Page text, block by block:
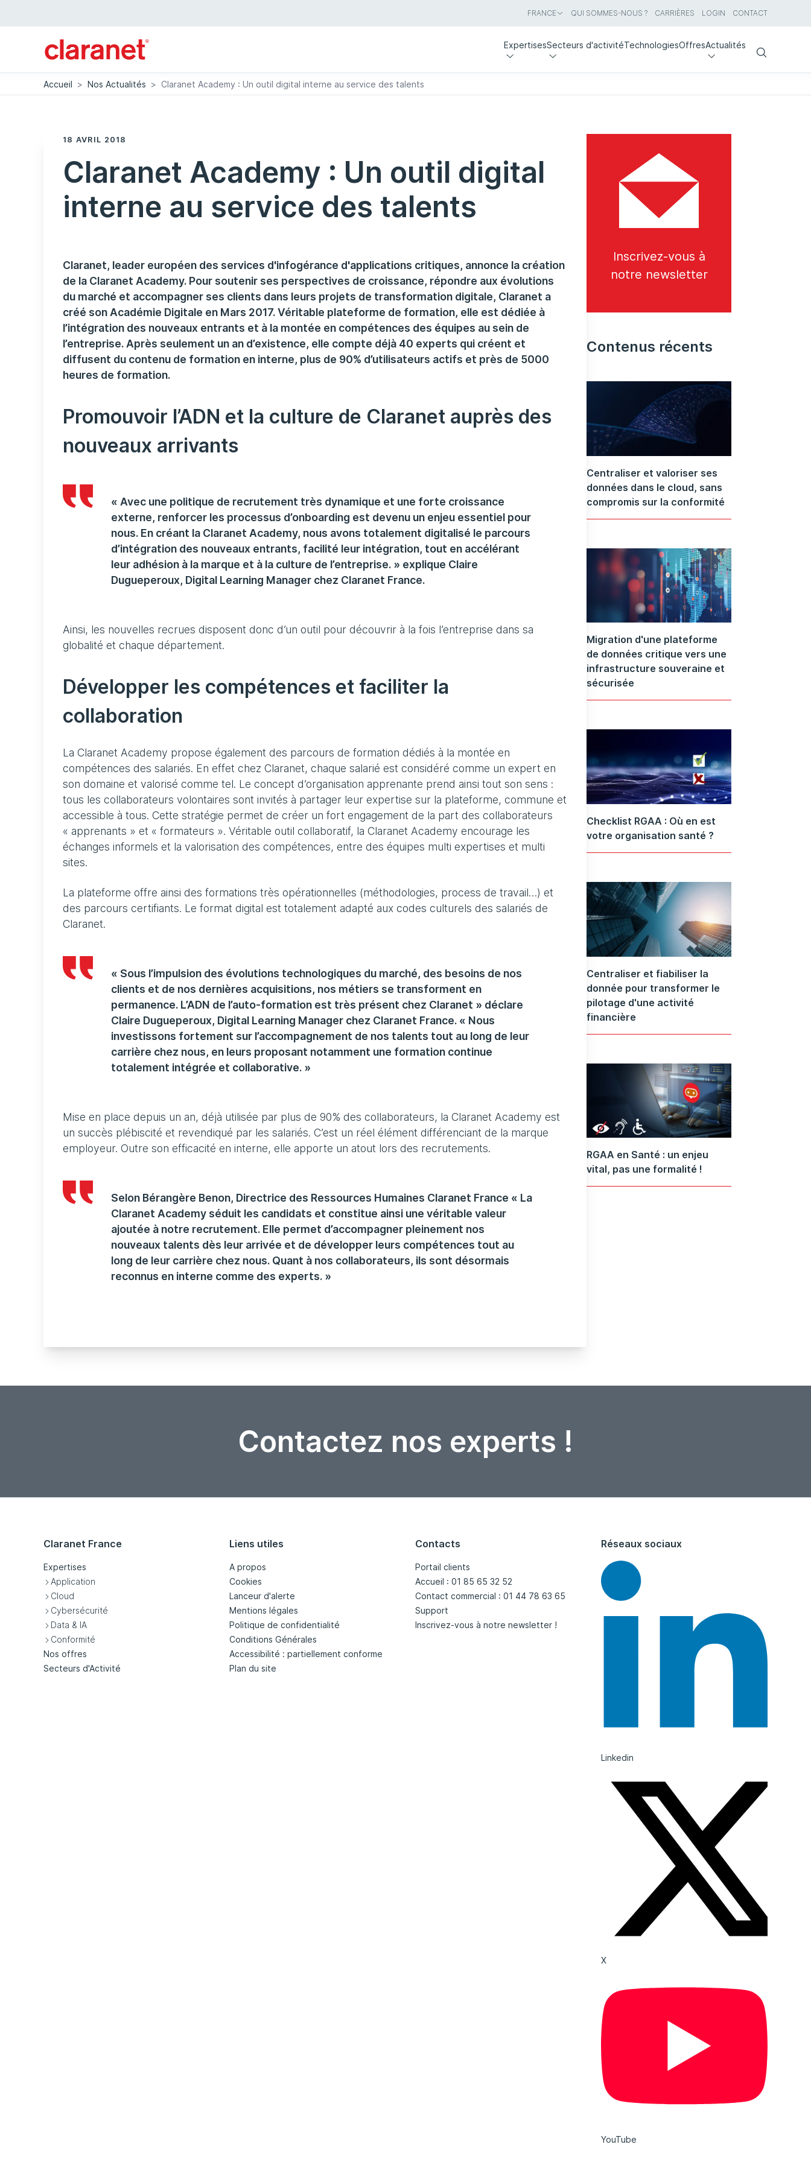
FRANCE QUI SOMMES-NOUS ? CARRIÈRES LOGIN CONTACT
ExpertisesSecteurs d'activitéTechnologiesOffresActualités
Search
Accueil > Nos Actualités > Claranet Academy : Un outil digital interne au service des talents
18 AVRIL 2018
Claranet Academy : Un outil digital
interne au service des talents
Claranet, leader européen des services d'infogérance d'applications critiques, annonce la création
de la Claranet Academy. Pour soutenir ses perspectives de croissance, répondre aux évolutions
du marché et accompagner ses clients dans leurs projets de transformation digitale, Claranet a
créé son Académie Digitale en Mars 2017. Véritable plateforme de formation, elle est dédiée à
l’intégration des nouveaux entrants et à la montée en compétences des équipes au sein de
l’entreprise. Après seulement un an d’existence, elle compte déjà 40 experts qui créent et
diffusent du contenu de formation en interne, plus de 90% d’utilisateurs actifs et près de 5000
heures de formation.
Promouvoir l’ADN et la culture de Claranet auprès des
nouveaux arrivants
« Avec une politique de recrutement très dynamique et une forte croissance
externe, renforcer les processus d’onboarding est devenu un enjeu essentiel pour
nous. En créant la Claranet Academy, nous avons totalement digitalisé le parcours
d’intégration des nouveaux entrants, facilité leur intégration, tout en accélérant
leur adhésion à la marque et à la culture de l’entreprise. » explique Claire
Dugueperoux, Digital Learning Manager chez Claranet France.
Ainsi, les nouvelles recrues disposent donc d’un outil pour découvrir à la fois l’entreprise dans sa
globalité et chaque département.
Développer les compétences et faciliter la
collaboration
La Claranet Academy propose également des parcours de formation dédiés à la montée en
compétences des salariés. En effet chez Claranet, chaque salarié est considéré comme un expert en
son domaine et valorisé comme tel. Le concept d’organisation apprenante prend ainsi tout son sens :
tous les collaborateurs volontaires sont invités à partager leur expertise sur la plateforme, commune et
accessible à tous. Cette stratégie permet de créer un fort engagement de la part des collaborateurs
« apprenants » et « formateurs ». Véritable outil collaboratif, la Claranet Academy encourage les
échanges informels et la valorisation des compétences, entre des équipes multi expertises et multi
sites.
La plateforme offre ainsi des formations très opérationnelles (méthodologies, process de travail…) et
des parcours certifiants. Le format digital est totalement adapté aux codes culturels des salariés de
Claranet.
« Sous l’impulsion des évolutions technologiques du marché, des besoins de nos
clients et de nos dernières acquisitions, nos métiers se transforment en
permanence. L’ADN de l’auto-formation est très présent chez Claranet » déclare
Claire Dugueperoux, Digital Learning Manager chez Claranet France. « Nous
investissons fortement sur l’accompagnement de nos talents tout au long de leur
carrière chez nous, en leurs proposant notamment une formation continue
totalement intégrée et collaborative. »
Mise en place depuis un an, déjà utilisée par plus de 90% des collaborateurs, la Claranet Academy est
un succès plébiscité et revendiqué par les salariés. C’est un réel élément différenciant de la marque
employeur. Outre son efficacité en interne, elle apporte un atout lors des recrutements.
Selon Bérangère Benon, Directrice des Ressources Humaines Claranet France « La
Claranet Academy séduit les candidats et constitue ainsi une véritable valeur
ajoutée à notre recrutement. Elle permet d’accompagner pleinement nos
nouveaux talents dès leur arrivée et de développer leurs compétences tout au
long de leur carrière chez nous. Quant à nos collaborateurs, ils sont désormais
reconnus en interne comme des experts. »
Inscrivez-vous à
notre newsletter
Contenus récents
Centraliser et valoriser ses
données dans le cloud, sans
compromis sur la conformité
Migration d'une plateforme
de données critique vers une
infrastructure souveraine et
sécurisée
Checklist RGAA : Où en est
votre organisation santé ?
Centraliser et fiabiliser la
donnée pour transformer le
pilotage d'une activité
financière
RGAA en Santé : un enjeu
vital, pas une formalité !
Contactez nos experts !
Claranet France
Expertises
Application
Cloud
Cybersécurité
Data & IA
Conformité
Nos offres
Secteurs d'Activité
Liens utiles
A propos
Cookies
Lanceur d'alerte
Mentions légales
Politique de confidentialité
Conditions Générales
Accessibilité : partiellement conforme
Plan du site
Contacts
Portail clients
Accueil : 01 85 65 32 52
Contact commercial : 01 44 78 63 65
Support
Inscrivez-vous à notre newsletter !
Réseaux sociaux
Linkedin
X
YouTube